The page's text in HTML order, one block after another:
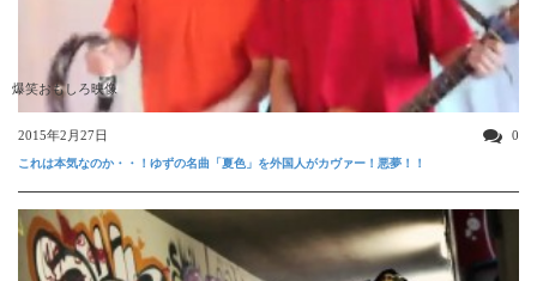
爆笑おもしろ映像
2015年2月27日 0
これは本気なのか・・！ゆずの名曲「夏色」を外国人がカヴァー！悪夢！！